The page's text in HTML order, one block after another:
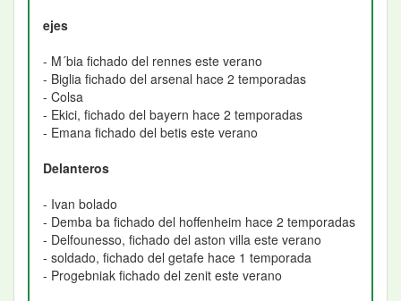
ejes
- M´bia fichado del rennes este verano
- Biglia fichado del arsenal hace 2 temporadas
- Colsa
- Ekici, fichado del bayern hace 2 temporadas
- Emana fichado del betis este verano
Delanteros
- Ivan bolado
- Demba ba fichado del hoffenheim hace 2 temporadas
- Delfounesso, fichado del aston villa este verano
- soldado, fichado del getafe hace 1 temporada
- Progebniak fichado del zenit este verano